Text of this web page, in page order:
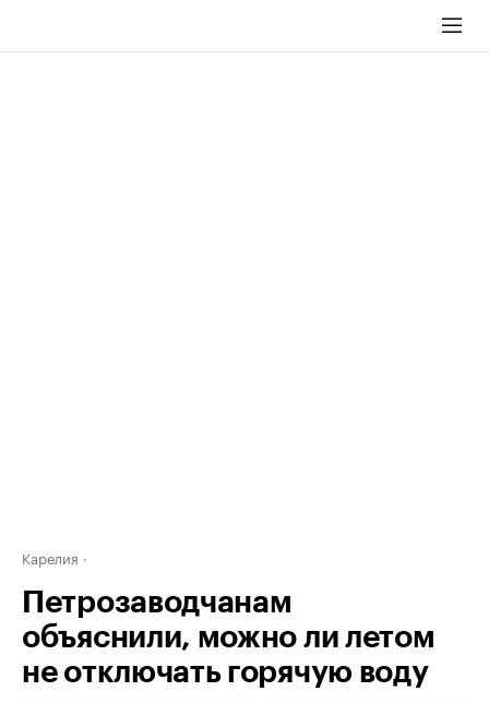
Карелия
Петрозаводчанам
объяснили, можно ли летом
не отключать горячую воду